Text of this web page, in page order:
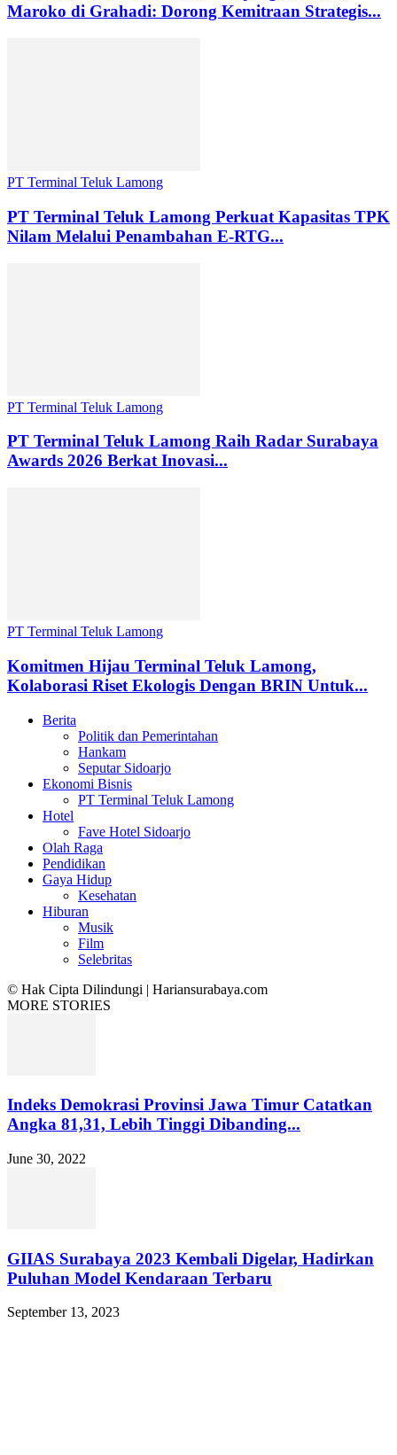
Maroko di Grahadi: Dorong Kemitraan Strategis...
PT Terminal Teluk Lamong
PT Terminal Teluk Lamong Perkuat Kapasitas TPK
Nilam Melalui Penambahan E-RTG...
PT Terminal Teluk Lamong
PT Terminal Teluk Lamong Raih Radar Surabaya
Awards 2026 Berkat Inovasi...
PT Terminal Teluk Lamong
Komitmen Hijau Terminal Teluk Lamong,
Kolaborasi Riset Ekologis Dengan BRIN Untuk...
Berita
Politik dan Pemerintahan
Hankam
Seputar Sidoarjo
Ekonomi Bisnis
PT Terminal Teluk Lamong
Hotel
Fave Hotel Sidoarjo
Olah Raga
Pendidikan
Gaya Hidup
Kesehatan
Hiburan
Musik
Film
Selebritas
© Hak Cipta Dilindungi | Hariansurabaya.com
MORE STORIES
Indeks Demokrasi Provinsi Jawa Timur Catatkan
Angka 81,31, Lebih Tinggi Dibanding...
June 30, 2022
GIIAS Surabaya 2023 Kembali Digelar, Hadirkan
Puluhan Model Kendaraan Terbaru
September 13, 2023